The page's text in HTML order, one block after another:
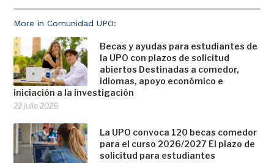
More in Comunidad UPO:
Becas y ayudas para estudiantes de
la UPO con plazos de solicitud
abiertos Destinadas a comedor,
idiomas, apoyo económico e
iniciación a la investigación
22 julio 2026
La UPO convoca 120 becas comedor
para el curso 2026/2027 El plazo de
solicitud para estudiantes